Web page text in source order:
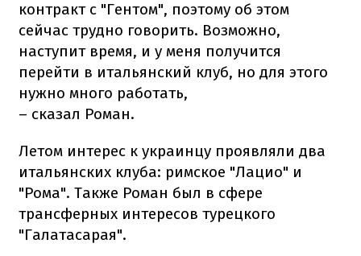
контракт с "Гентом", поэтому об этом
сейчас трудно говорить. Возможно,
наступит время, и у меня получится
перейти в итальянский клуб, но для этого
нужно много работать,
– сказал Роман.
Летом интерес к украинцу проявляли два
итальянских клуба: римское "Лацио" и
"Рома". Также Роман был в сфере
трансферных интересов турецкого
"Галатасарая".